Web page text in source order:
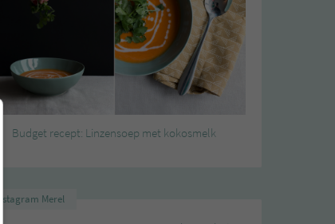
Budget recept: Linzensoep met kokosmelk
Instagram Merel